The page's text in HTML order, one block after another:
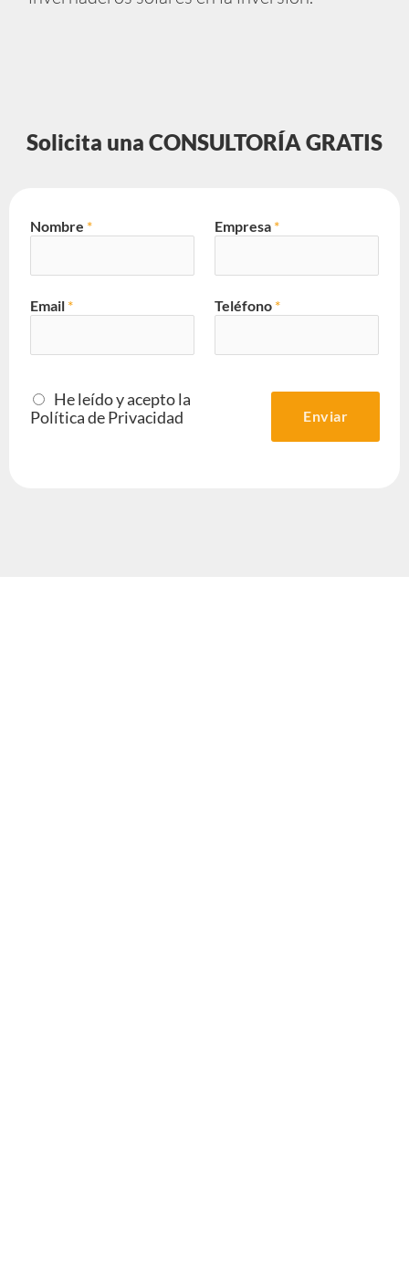
Solicita una CONSULTORÍA GRATIS
Nombre * Empresa *
Email * Teléfono *
He leído y acepto la
Política de Privacidad
Enviar